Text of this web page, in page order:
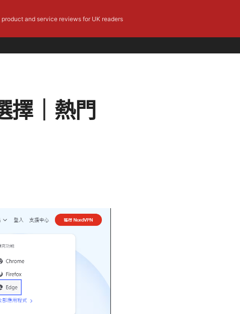
product and service reviews for UK readers
擇｜熱門